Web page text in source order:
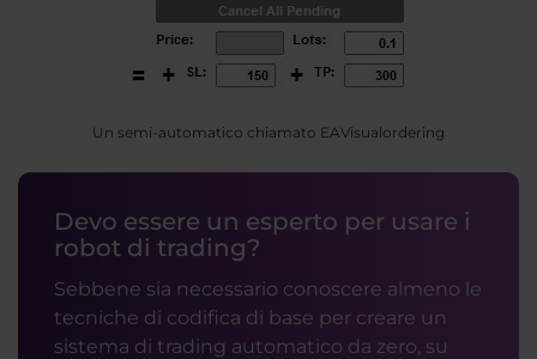
Un semi-automatico chiamato EAVisualordering
Devo essere un esperto per usare i
robot di trading?
Sebbene sia necessario conoscere almeno le
tecniche di codifica di base per creare un
sistema di trading automatico da zero, su